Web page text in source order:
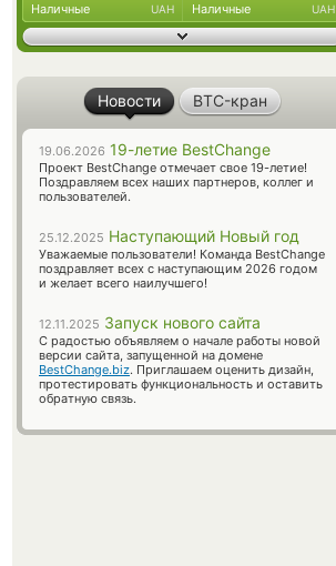
Наличные UAH Наличные UAH
Новости BTC-кран
19.06.2026 19-летие BestChange
Проект BestChange отмечает свое 19-летие!
Поздравляем всех наших партнеров, коллег и
пользователей.
25.12.2025 Наступающий Новый год
Уважаемые пользователи! Команда BestChange
поздравляет всех с наступающим 2026 годом
и желает всего наилучшего!
12.11.2025 Запуск нового сайта
С радостью объявляем о начале работы новой
версии сайта, запущенной на домене
BestChange.biz. Приглашаем оценить дизайн,
протестировать функциональность и оставить
обратную связь.